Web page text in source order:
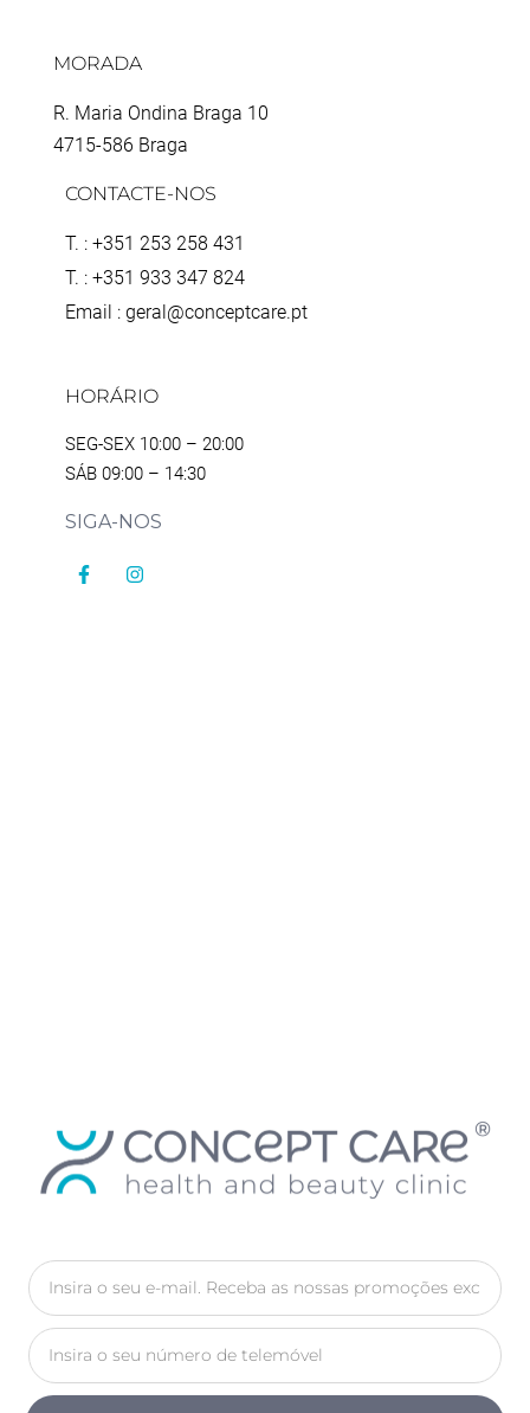
MORADA
R. Maria Ondina Braga 10
4715-586 Braga
CONTACTE-NOS
T. : +351 253 258 431
T. : +351 933 347 824
Email : geral@conceptcare.pt
HORÁRIO
SEG-SEX 10:00 – 20:00
SÁB 09:00 – 14:30
SIGA-NOS